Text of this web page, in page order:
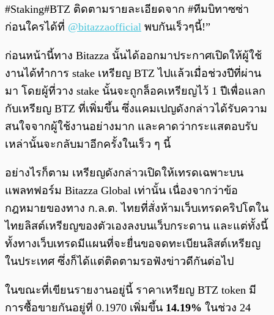
#Staking#BTZ ติดตามรายละเอียดจาก #ทีมบิทาซซ่า
ก่อนใครได้ที่ @bitazzaofficial พบกันเร็วๆนี้!”
ก่อนหน้านี้ทาง Bitazza นั้นได้ออกมาประกาศเปิดให้ผู้ใช้
งานได้ทำการ stake เหรียญ BTZ ไปแล้วเมื่อช่วงปีที่ผ่าน
มา โดยผู้ที่วาง stake นั้นจะถูกล็อคเหรียญไว้ 1 ปีเพื่อแลก
กับเหรียญ BTZ ที่เพิ่มขึ้น ซึ่งแคมเปญดังกล่าวได้รับความ
สนใจจากผู้ใช้งานอย่างมาก และคาดว่ากระแสตอบรับ
เหล่านั้นจะกลับมาอีกครั้งในเร็ว ๆ นี้
อย่างไรก็ตาม เหรียญดังกล่าวเปิดให้เทรดเฉพาะบน
แพลทฟอร์ม Bitazza Global เท่านั้น เนื่องจากว่าข้อ
กฎหมายของทาง ก.ล.ต. ไทยที่สั่งห้ามเว็บเทรดคริปโตใน
ไทยลิสต์เหรียญของตัวเองลงบนเว็บกระดาน และแต่ทั้งนี้
ทั้งทางเว็บเทรดมีแผนที่จะยื่นขอจดทะเบียนลิสต์เหรียญ
ในประเทศ ซึ่งก็ได้แต่ติดตามรอฟังข่าวดีกันต่อไป
ในขณะที่เขียนรายงานอยู่นี้ ราคาเหรียญ BTZ token มี
การซื้อขายกันอยู่ที่ 0.1970 เพิ่มขึ้น 14.19% ในช่วง 24